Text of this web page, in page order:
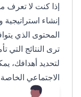
إذا كنت لا تعرف
إنشاء
المحتوى الذي
ترى النتائج
لتحديد أهدافك،
الاجتماعي